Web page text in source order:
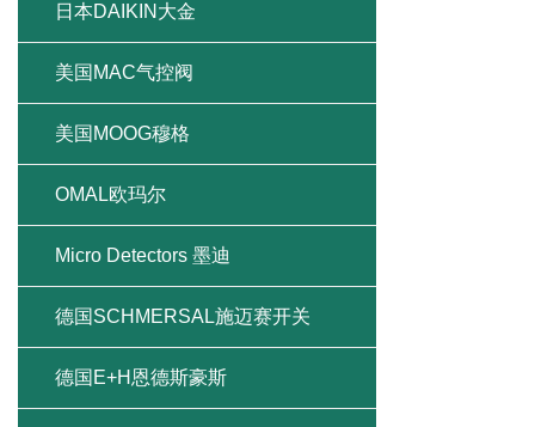
日本DAIKIN大金
美国MAC气控阀
美国MOOG穆格
OMAL欧玛尔
Micro Detectors 墨迪
德国SCHMERSAL施迈赛开关
德国E+H恩德斯豪斯